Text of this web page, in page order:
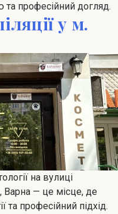
та професійний догляд.
у м.
на вулиці
Варна — це місце, де
та професійний підхід.